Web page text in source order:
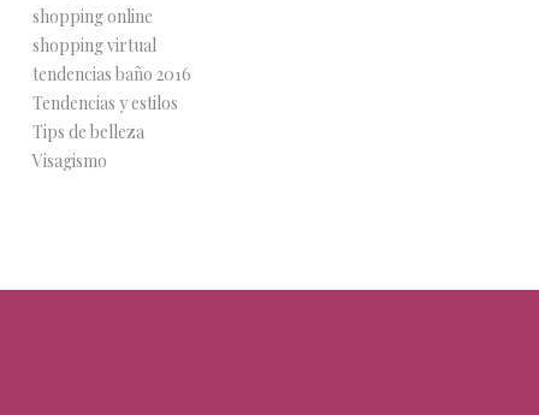
shopping online
shopping virtual
tendencias baño 2016
Tendencias y estilos
Tips de belleza
Visagismo